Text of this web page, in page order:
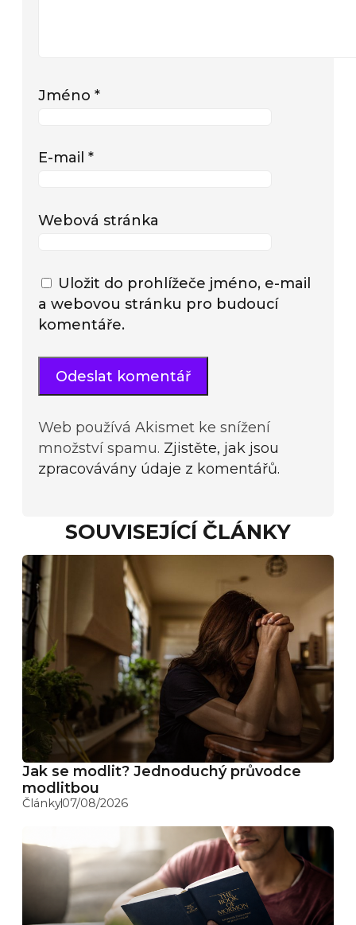
Jméno *
E-mail *
Webová stránka
Uložit do prohlížeče jméno, e-mail
a webovou stránku pro budoucí
komentáře.
Web používá Akismet ke snížení
množství spamu. Zjistěte, jak jsou
zpracovávány údaje z komentářů.
SOUVISEJÍCÍ ČLÁNKY
Jak se modlit? Jednoduchý průvodce
modlitbou
Články07/08/2026